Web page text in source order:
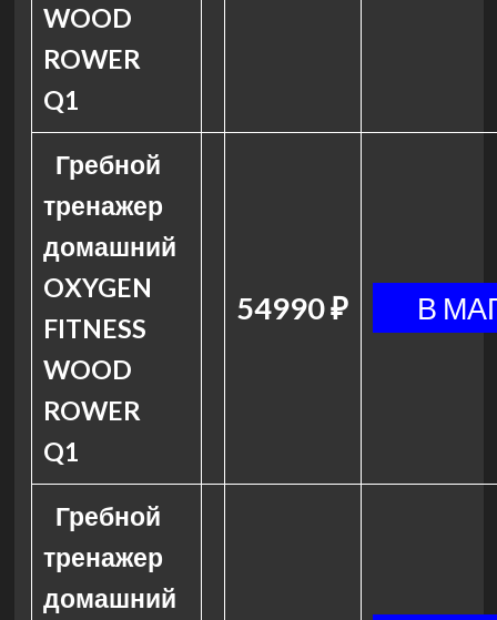
WOOD
ROWER
Q1
Гребной
тренажер
домашний
OXYGEN
FITNESS
WOOD
ROWER
Q1
54990 ₽
Гребной
тренажер
домашний